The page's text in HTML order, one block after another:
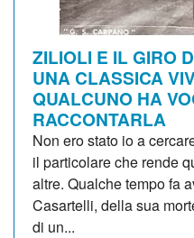
ZILIOLI E IL GIRO
UNA CLASSICA
QUALCUNO HA
RACCONTARLA
Non ero stato io a
il particolare che rende
altre. Qualche tempo fa
Casartelli, della sua
di un...